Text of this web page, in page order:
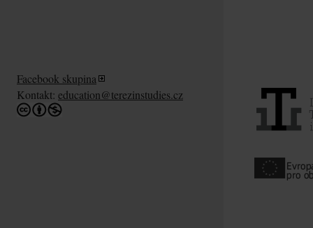
Facebook skupina
Kontakt: education@terezinstudies.cz